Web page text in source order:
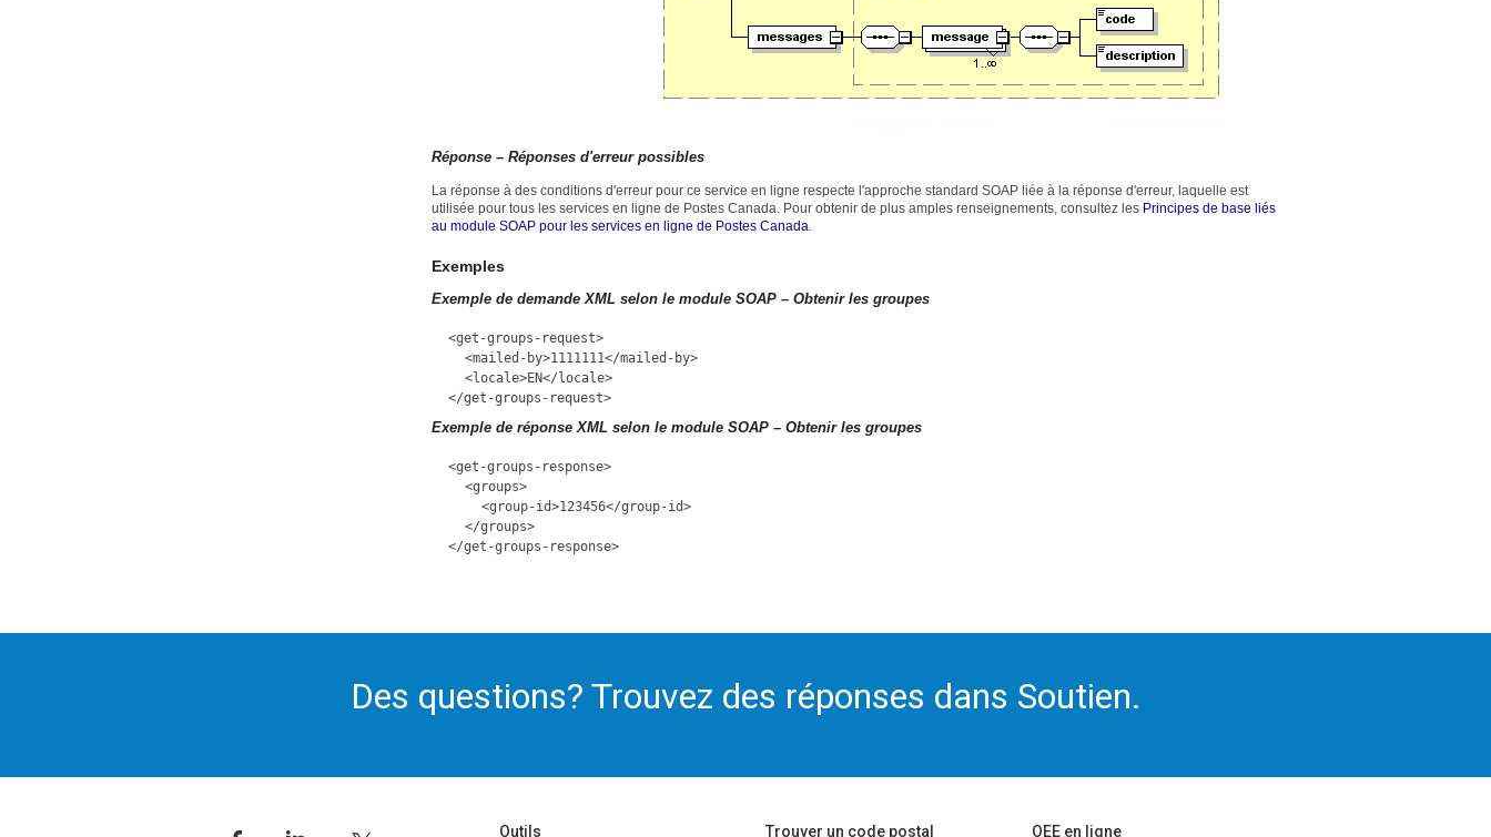
Réponse – Réponses d'erreur possibles
La réponse à des conditions d'erreur pour ce service en ligne respecte l'approche standard SOAP liée à la réponse d'erreur, laquelle est
utilisée pour tous les services en ligne de Postes Canada. Pour obtenir de plus amples renseignements, consultez les Principes de base liés
au module SOAP pour les services en ligne de Postes Canada.
Exemples
Exemple de demande XML selon le module SOAP – Obtenir les groupes
<get-groups-request>
<mailed-by>1111111</mailed-by>
<locale>EN</locale>
</get-groups-request>
Exemple de réponse XML selon le module SOAP – Obtenir les groupes
<get-groups-response>
<groups>
<group-id>123456</group-id>
</groups>
</get-groups-response>
Des questions? Trouvez des réponses dans Soutien.
Outils Trouver un code postal OEE en ligne